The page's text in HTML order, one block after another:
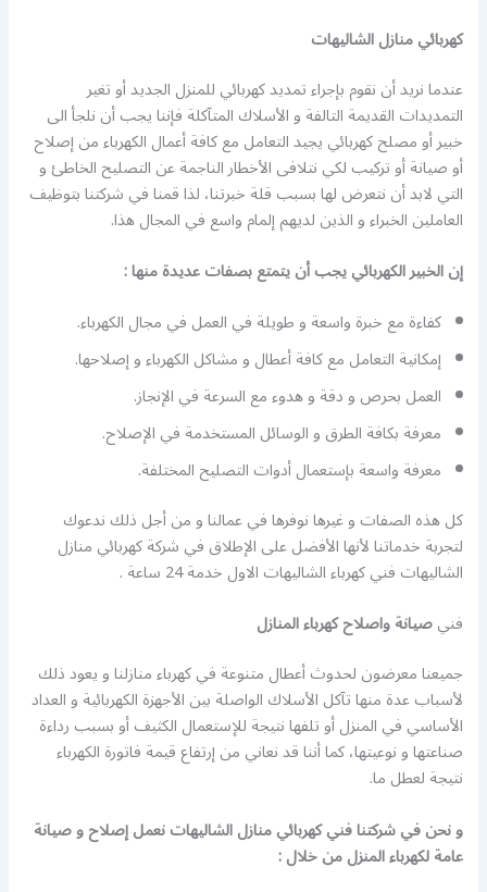
كهربائي منازل الشاليهات
عندما نريد أن نقوم بإجراء تمديد كهربائي للمنزل الجديد أو تغير
التمديدات القديمة التالفة و الأسلاك المتآكلة فإننا يجب أن نلجأ الى
خبير أو مصلح كهربائي يجيد التعامل مع كافة أعمال الكهرباء من إصلاح
أو صيانة أو تركيب لكي نتلافى الأخطار الناجمة عن التصليح الخاطئ و
التي لابد أن نتعرض لها بسبب قلة خبرتنا، لذا قمنا في شركتنا بتوظيف
العاملين الخبراء و الذين لديهم إلمام واسع في المجال هذا.
إن الخبير الكهربائي يجب أن يتمتع بصفات عديدة منها :
كفاءة مع خبرة واسعة و طويلة في العمل في مجال الكهرباء.
إمكانية التعامل مع كافة أعطال و مشاكل الكهرباء و إصلاحها.
العمل بحرص و دقة و هدوء مع السرعة في الإنجاز.
معرفة بكافة الطرق و الوسائل المستخدمة في الإصلاح.
معرفة واسعة بإستعمال أدوات التصليح المختلفة.
كل هذه الصفات و غيرها نوفرها في عمالنا و من أجل ذلك ندعوك
لتجربة خدماتنا لأنها الأفضل على الإطلاق في شركة كهربائي منازل
الشاليهات فني كهرباء الشاليهات الاول خدمة 24 ساعة .
فنيصيانة واصلاح كهرباء المنازل
جميعنا معرضون لحدوث أعطال متنوعة في كهرباء منازلنا و يعود ذلك
لأسباب عدة منها تآكل الأسلاك الواصلة بين الأجهزة الكهربائية و العداد
الأساسي في المنزل أو تلفها نتيجة للإستعمال الكثيف أو بسبب رداءة
صناعتها و نوعيتها، كما أننا قد نعاني من إرتفاع قيمة فاتورة الكهرباء
نتيجة لعطل ما.
و نحن في شركتنا فني كهربائي منازل الشاليهات نعمل إصلاح و صيانة
عامة لكهرباء المنزل من خلال :